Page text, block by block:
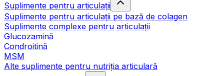
Suplimente pentru articulații
Suplimente pentru articulații pe bază de colagen
Suplimente complexe pentru articulații
Glucozamină
Condroitină
MSM
Alte suplimente pentru nutriția articulară